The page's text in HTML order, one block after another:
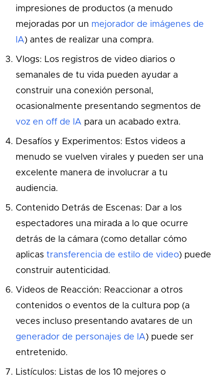
impresiones de productos (a menudo
mejoradas por un mejorador de imágenes de
IA) antes de realizar una compra.
Vlogs: Los registros de video diarios o
semanales de tu vida pueden ayudar a
construir una conexión personal,
ocasionalmente presentando segmentos de
voz en off de IA para un acabado extra.
Desafíos y Experimentos: Estos videos a
menudo se vuelven virales y pueden ser una
excelente manera de involucrar a tu
audiencia.
Contenido Detrás de Escenas: Dar a los
espectadores una mirada a lo que ocurre
detrás de la cámara (como detallar cómo
aplicas transferencia de estilo de video) puede
construir autenticidad.
Videos de Reacción: Reaccionar a otros
contenidos o eventos de la cultura pop (a
veces incluso presentando avatares de un
generador de personajes de IA) puede ser
entretenido.
Listículos: Listas de los 10 mejores o